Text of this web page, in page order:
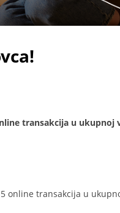
transakcija u ukupnoj
online transakcija u